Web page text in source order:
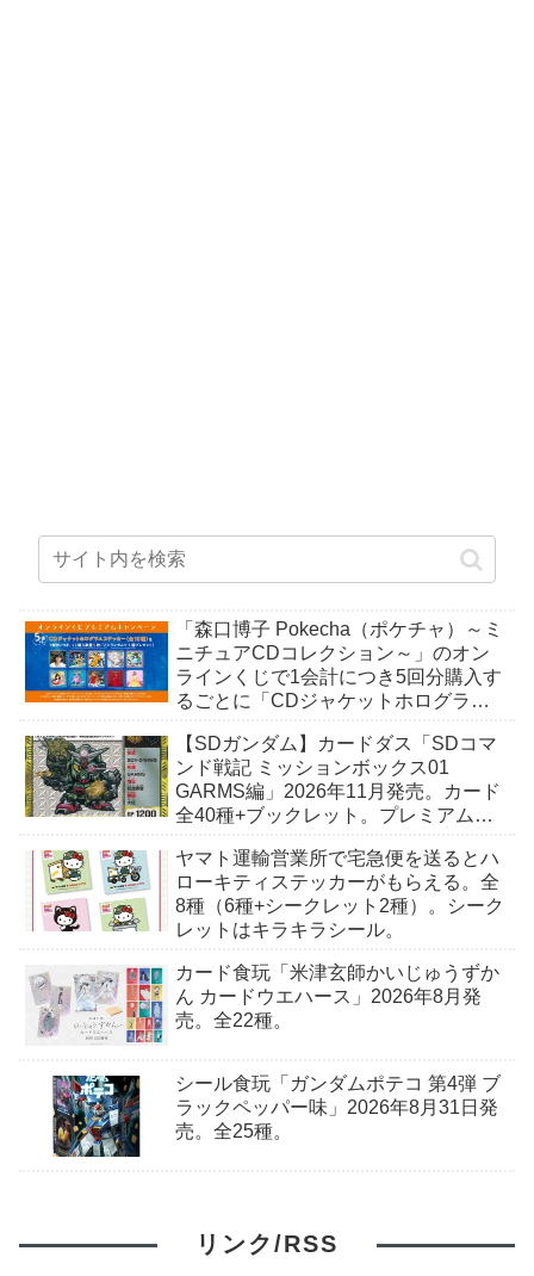
「森口博子 Pokecha（ポケチャ）～ミ
ニチュアCDコレクション～」のオン
ラインくじで1会計につき5回分購入す
るごとに「CDジャケットホログラム
月15日〜。
【SDガンダム】カードダス「SDコマ
ンド戦記 ミッションボックス01
GARMS編」2026年11月発売。カード
全40種+ブックレット。プレミアムバ
ヤマト運輸営業所で宅急便を送るとハ
ローキティステッカーがもらえる。全
8種（6種+シークレット2種）。シーク
レットはキラキラシール。
カード食玩「米津玄師かいじゅうずか
ん カードウエハース」2026年8月発
売。全22種。
シール食玩「ガンダムポテコ 第4弾 ブ
ラックペッパー味」2026年8月31日発
売。全25種。
リンク/RSS